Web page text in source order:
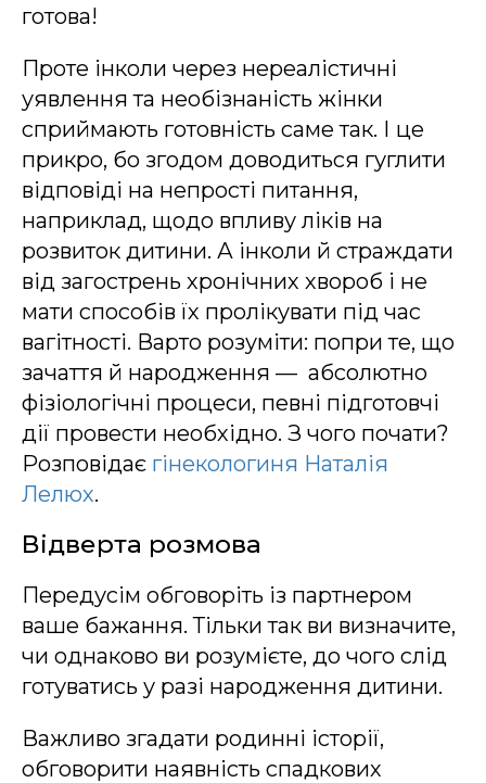
готова!
Проте інколи через нереалістичні
уявлення та необізнаність жінки
сприймають готовність саме так. І це
прикро, бо згодом доводиться гуглити
відповіді на непрості питання,
наприклад, щодо впливу ліків на
розвиток дитини. А інколи й страждати
від загострень хронічних хвороб і не
мати способів їх пролікувати під час
вагітності. Варто розуміти: попри те, що
зачаття й народження — абсолютно
фізіологічні процеси, певні підготовчі
дії провести необхідно. З чого почати?
Розповідає гінекологиня Наталія
Лелюх.
Відверта розмова
Передусім обговоріть із партнером
ваше бажання. Тільки так ви визначите,
чи однаково ви розумієте, до чого слід
готуватись у разі народження дитини.
Важливо згадати родинні історії,
обговорити наявність спадкових